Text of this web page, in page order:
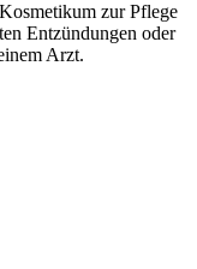
zur Pflege
Entzündungen oder
Arzt.